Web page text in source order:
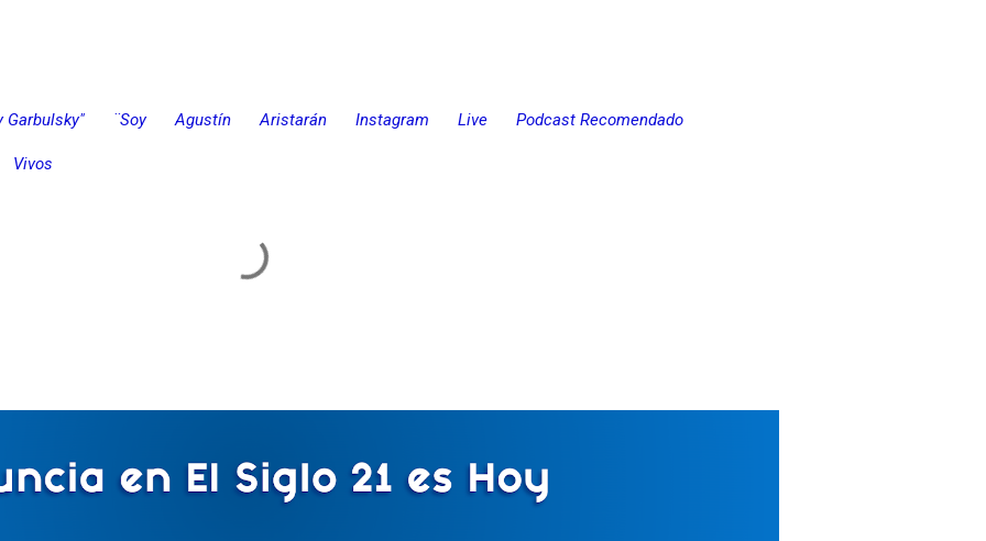
Garbulsky" ¨Soy Agustín Aristarán Instagram Live Podcast Recomendado
Vivos